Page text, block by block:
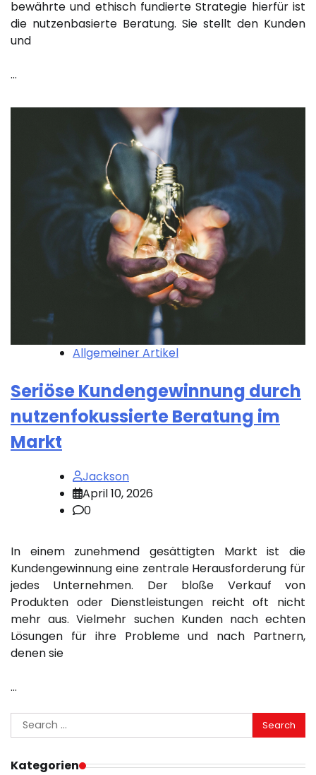
bewährte und ethisch fundierte Strategie hierfür ist
die nutzenbasierte Beratung. Sie stellt den Kunden
und
…
Allgemeiner Artikel
Seriöse Kundengewinnung durch
nutzenfokussierte Beratung im
Markt
Jackson
April 10, 2026
0
In einem zunehmend gesättigten Markt ist die
Kundengewinnung eine zentrale Herausforderung für
jedes Unternehmen. Der bloße Verkauf von
Produkten oder Dienstleistungen reicht oft nicht
mehr aus. Vielmehr suchen Kunden nach echten
Lösungen für ihre Probleme und nach Partnern,
denen sie
…
Search
for:
Kategorien